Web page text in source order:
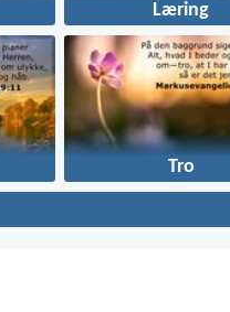
Læring
Tro